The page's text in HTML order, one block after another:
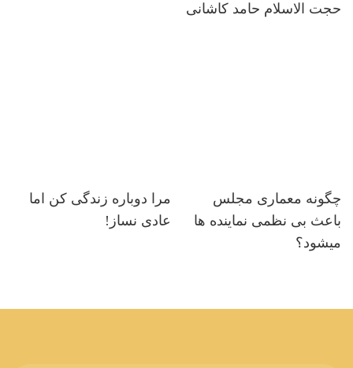
حجت الاسلام حامد کاشانی
چگونه معماری مجلس
باعث بی نظمی نماینده ها
میشود؟
مرا دوباره زندگی کن اما
عادی نساز!